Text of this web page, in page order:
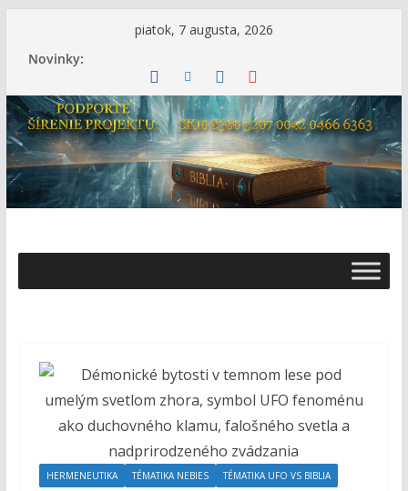
piatok, 7 augusta, 2026
Novinky:
s
B
o
h
o
HERMENEUTIKA TÉMATIKA NEBIES TÉMATIKA UFO VS BIBLIA